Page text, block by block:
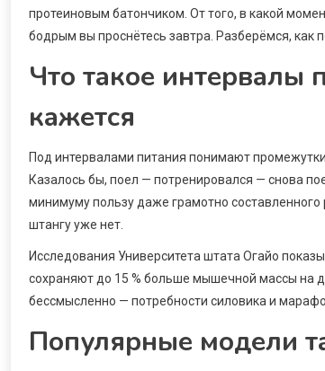
протеиновым батончиком. От того, в какой
бодрым вы проснётесь завтра. Разберёмся, как
Что такое интервалы
кажется
Под интервалами питания понимают
Казалось бы, поел — потренировался — снова
минимуму пользу даже грамотно составленного
штангу уже нет.
Исследования Университета штата Огайо
сохраняют до 15 % больше мышечной массы на
бессмысленно — потребности силовика и
Популярные модели